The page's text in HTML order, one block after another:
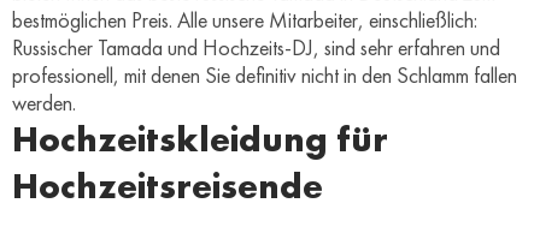
bestmöglichen Preis. Alle unsere Mitarbeiter, einschließlich:
Russischer Tamada und Hochzeits-DJ, sind sehr erfahren und
professionell, mit denen Sie definitiv nicht in den Schlamm fallen
werden.
Hochzeitskleidung für
Hochzeitsreisende